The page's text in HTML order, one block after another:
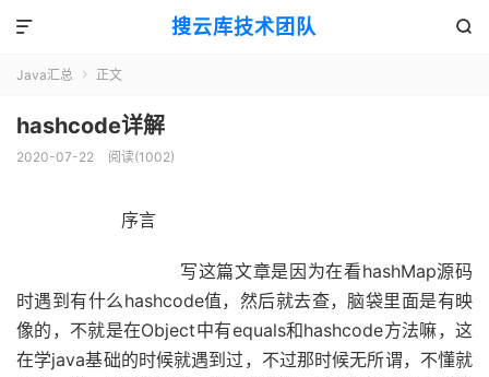
搜云库技术团队 

Java汇总  正文
hashcode详解
2020-07-22 阅读(1002)
序言
写这篇文章是因为在看hashMap源码
时遇到有什么hashcode值，然后就去查，脑袋里面是有映
像的，不就是在Object中有equals和hashcode方法嘛，这
在学java基础的时候就遇到过，不过那时候无所谓，不懂就